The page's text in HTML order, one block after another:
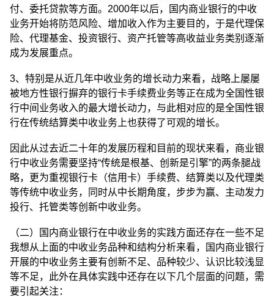
付、委托贷款等方面。2000年以后，国内商业银行的中收
业务开始将防范风险、增加收入作为主要目的，于是代理保
险、代理基金、投资银行、资产托管等高收益业务类别逐渐
成为发展重点。
3、特别是从近几年中收业务的增长动力来看，战略上屡屡
被地方性银行摒弃的银行卡手续费业务等正在成为全国性银
行中间业务收入的最大增长动力，与此相对应的是全国性银
行在传统结算类中收业务上也获得了可观的增长。
因此从过去近二十年的发展历程和目前的现状来看，商业银
行中收业务需要坚持“传统是根基、创新是引擎”的两条腿战
略，更为重视银行卡（信用卡）手续费、结算类以及代理类
等传统中收业务，同时从中长期角度，步步为赢、主动发力
投行、托管类等创新中收业务。
（二）国内商业银行在中收业务的实践方面还存在一些不足
我想从上面的中收业务品种和结构分析来看，国内商业银行
开展的中收业务主要有创新不足、品种较少、认识比较浅显
等不足，此外在具体实践中还存在以下几个层面的问题，需
要引起关注：